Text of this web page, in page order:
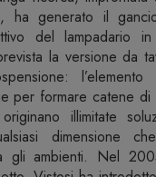
ha generato il
del lampadario
la versione da
per formare catene di
illimitate
dimensione
gli ambienti. Nel